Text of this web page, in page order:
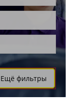
Ещё фильтры